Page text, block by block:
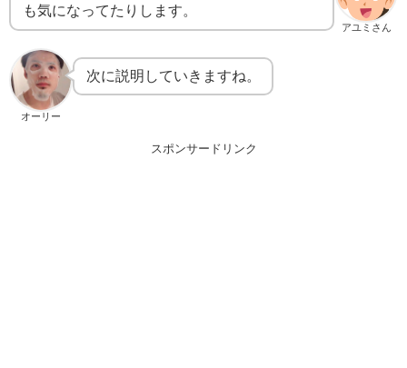
アユミさん
も気になってたりします。
オーリー
次に説明していきますね。
スポンサードリンク